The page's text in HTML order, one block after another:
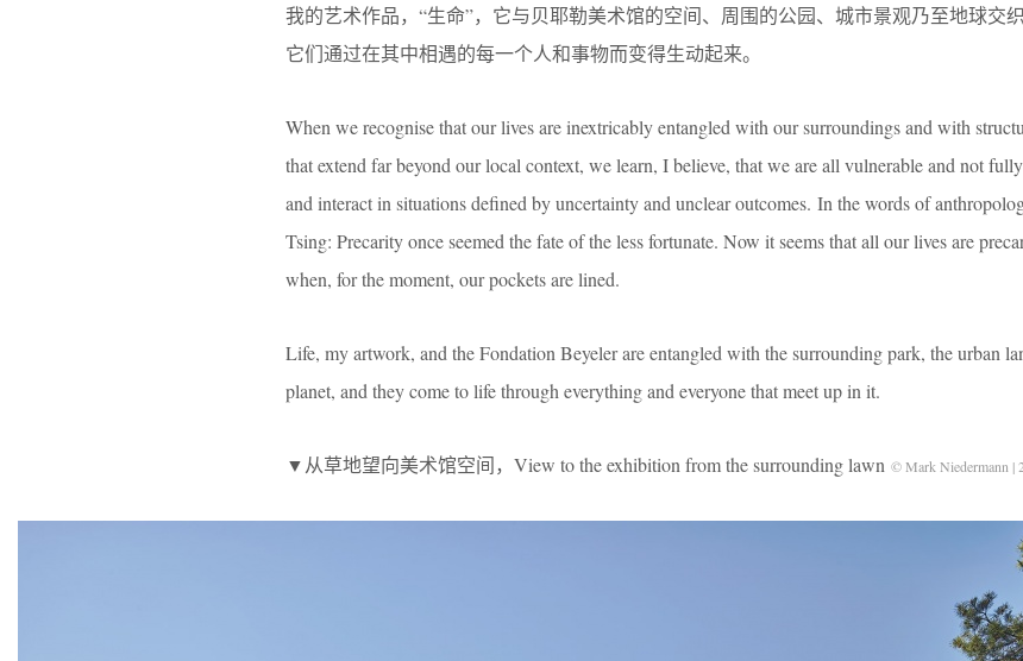
我的艺术作品，“生命”，它与贝耶勒美术馆的空间、周围的公园、城市景观乃至地球交
它们通过在其中相遇的每一个人和事物而变得生动起来。
When we recognise that our lives are inextricably entangled with our surroundings and with
that extend far beyond our local context, we learn, I believe, that we are all vulnerable and not
and interact in situations defined by uncertainty and unclear outcomes. In the words of
Tsing: Precarity once seemed the fate of the less fortunate. Now it seems that all our lives are
when, for the moment, our pockets are lined.
Life, my artwork, and the Fondation Beyeler are entangled with the surrounding park, the urban
planet, and they come to life through everything and everyone that meet up in it.
▼从草地望向美术馆空间，View to the exhibition from the surrounding lawn © Mark Niedermann |